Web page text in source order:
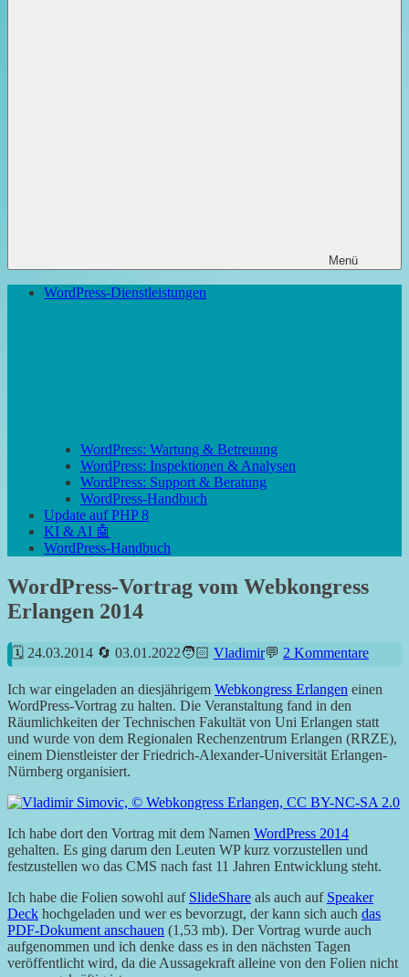
Menü
WordPress-Dienstleistungen
WordPress: Wartung & Betreuung
WordPress: Inspektionen & Analysen
WordPress: Support & Beratung
WordPress-Handbuch
Update auf PHP 8
KI & AI 🤖
WordPress-Handbuch
WordPress-Vortrag vom Webkongress
Erlangen 2014
24.03.2014 03.01.2022 Vladimir 2 Kommentare
Ich war eingeladen an diesjährigem Webkongress Erlangen einen
WordPress-Vortrag zu halten. Die Veranstaltung fand in den
Räumlichkeiten der Technischen Fakultät von Uni Erlangen statt
und wurde von dem Regionalen Rechenzentrum Erlangen (RRZE),
einem Dienstleister der Friedrich-Alexander-Universität Erlangen-
Nürnberg organisiert.
Ich habe dort den Vortrag mit dem Namen WordPress 2014
gehalten. Es ging darum den Leuten WP kurz vorzustellen und
festzustellen wo das CMS nach fast 11 Jahren Entwicklung steht.
Ich habe die Folien sowohl auf SlideShare als auch auf Speaker
Deck hochgeladen und wer es bevorzugt, der kann sich auch das
PDF-Dokument anschauen (1,53 mb). Der Vortrag wurde auch
aufgenommen und ich denke dass es in den nächsten Tagen
veröffentlicht wird, da die Aussagekraft alleine von den Folien nicht